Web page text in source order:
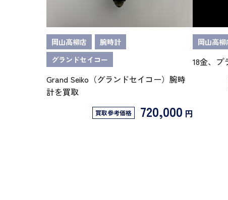
岡山高柳店
腕時計
グランドセイコー
Grand Seiko（グランドセイコー）腕時
計を買取
買取参考価格 720,000 円
岡山高柳
18金、プ